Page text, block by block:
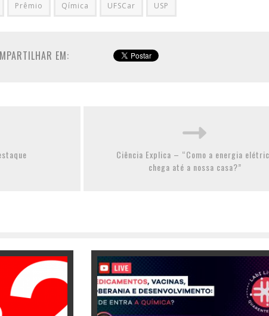
Prêmio Qímica UFSCar USP
EM:
Ciência Explica – “Como a energia
chega até a nossa casa?”